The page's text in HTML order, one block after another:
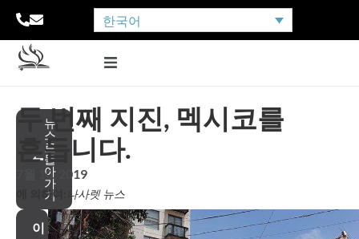
한국어
뉴
스
로
돌
아
가
기
두 번째 지진, 멕시코를
흔듭니다.
7월 10, 2019
에 의하여: 나사렛 뉴스
이